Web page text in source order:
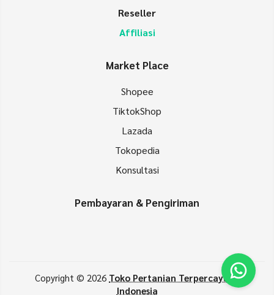
Reseller
Affiliasi
Market Place
Shopee
TiktokShop
Lazada
Tokopedia
Konsultasi
Pembayaran & Pengiriman
Copyright © 2026 Toko Pertanian Terpercaya di
Indonesia